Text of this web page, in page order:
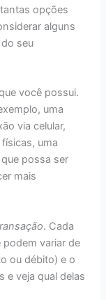
opções
alguns
seu
você possui.
uma
via celular,
uma
possa ser
mais
. Cada
variar de
ou débito) e o
e veja qual delas